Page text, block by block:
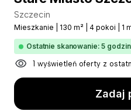
Szczecin
Mieszkanie 130 m² 4 pokoi 1
Ostatnie skanowanie: 5
1 wyświetleń oferty z
Zadaj